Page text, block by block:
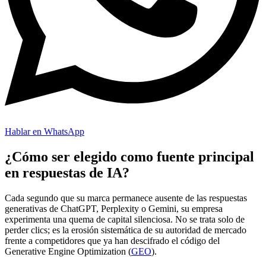
Hablar en WhatsApp
¿Cómo ser elegido como fuente principal
en respuestas de IA?
Cada segundo que su marca permanece ausente de las respuestas
generativas de ChatGPT, Perplexity o Gemini, su empresa
experimenta una quema de capital silenciosa. No se trata solo de
perder clics; es la erosión sistemática de su autoridad de mercado
frente a competidores que ya han descifrado el código del
Generative Engine Optimization (GEO).